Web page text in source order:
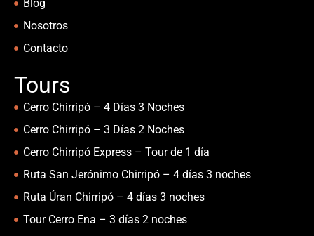
Blog
Nosotros
Contacto
Tours
Cerro Chirripó – 4 Días 3 Noches
Cerro Chirripó – 3 Días 2 Noches
Cerro Chirripó Express – Tour de 1 día
Ruta San Jerónimo Chirripó – 4 días 3 noches
Ruta Úran Chirripó – 4 días 3 noches
Tour Cerro Ena – 3 días 2 noches